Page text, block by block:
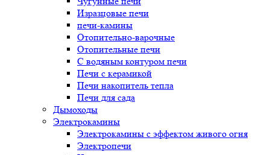
Изразцовые печи
печи-камины
Отопительно-варочные
Отопительные печи
С водяным контуром печи
Печи с керамикой
Печи накопитель тепла
Печи для сада
Дымоходы
Электрокамины
Электрокамины с эффектом живого огня
Электропечи